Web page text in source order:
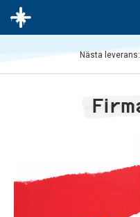
Nästa leverans: